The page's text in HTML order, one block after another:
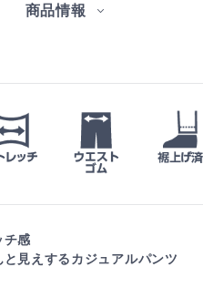
商品情報
チ感
見えするカジュアルパンツ